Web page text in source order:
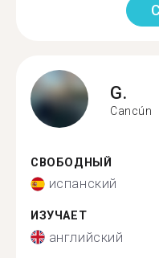
G.
Cancún
СВОБОДНЫЙ
испанский
ИЗУЧАЕТ
английский